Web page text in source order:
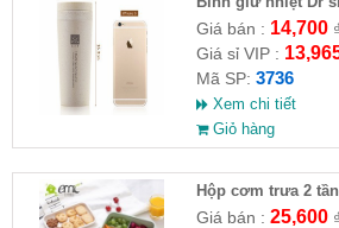
Giá bán : 14,700₫
Giá sỉ VIP :
Mã SP: 3736
Xem chi tiết
Giỏ hàng
Hộp cơm trưa 2
Giá bán : 25,600₫